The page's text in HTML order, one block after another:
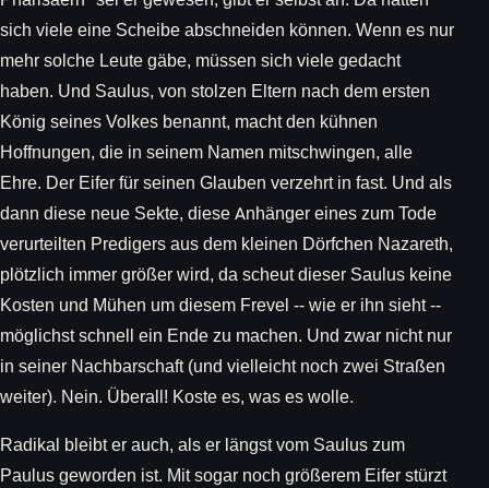
sich viele eine Scheibe abschneiden können. Wenn es nur
mehr solche Leute gäbe, müssen sich viele gedacht
haben. Und Saulus, von stolzen Eltern nach dem ersten
König seines Volkes benannt, macht den kühnen
Hoffnungen, die in seinem Namen mitschwingen, alle
Ehre. Der Eifer für seinen Glauben verzehrt in fast. Und als
dann diese neue Sekte, diese Anhänger eines zum Tode
verurteilten Predigers aus dem kleinen Dörfchen Nazareth,
plötzlich immer größer wird, da scheut dieser Saulus keine
Kosten und Mühen um diesem Frevel -- wie er ihn sieht --
möglichst schnell ein Ende zu machen. Und zwar nicht nur
in seiner Nachbarschaft (und vielleicht noch zwei Straßen
weiter). Nein. Überall! Koste es, was es wolle.
Radikal bleibt er auch, als er längst vom Saulus zum
Paulus geworden ist. Mit sogar noch größerem Eifer stürzt